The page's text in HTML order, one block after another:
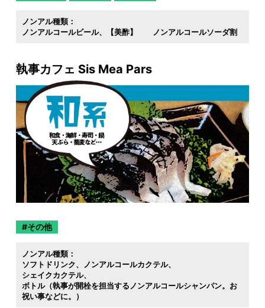
ノンアル種類：
ノンアルコールビール
【美酢】 ノンアルコールソーダ割
執事カフェ Sis Mea Pars
その他
ノンアル種類：
ソフトドリンク
ノンアルコールカクテル
シェイクカクテル
ボトル（執事が開栓を担当するノンアルコールシャンパン。お
祝い事などに。）